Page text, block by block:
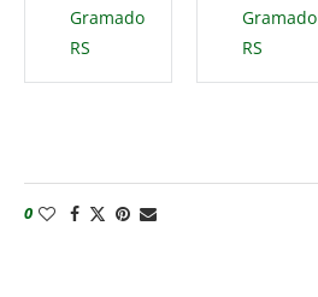
Gramado
RS
Gramado
RS
0